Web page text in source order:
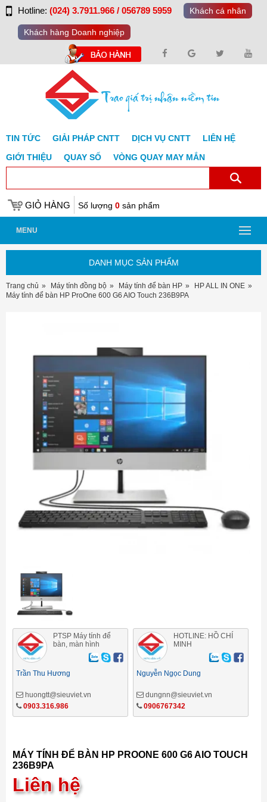
Hotline: (024) 3.7911.966 / 056789 5959 Khách cá nhân
Khách hàng Doanh nghiệp
TIN TỨC GIẢI PHÁP CNTT DỊCH VỤ CNTT
LIÊN HỆ
GIỚI THIỆU
QUAY SỐ VÒNG QUAY MAY MẮN
GIỎ HÀNG Số lượng 0 sản phẩm
MENU
DANH MỤC SẢN PHẨM
Trang chủ Máy tính đồng bộ Máy tính để bàn HP
HP ALL IN ONE
Máy tính để bàn HP ProOne 600 G6 AIO Touch 236B9PA
PTSP Máy tính để
bàn, màn hình
Trần Thu Hương
huongtt@sieuviet.vn
0903.316.986
HOTLINE: HỒ CHÍ
MINH
Nguyễn Ngọc Dung
dungnn@sieuviet.vn
0906767342
MÁY TÍNH ĐỂ BÀN HP PROONE 600 G6 AIO TOUCH
236B9PA
Liên hệ